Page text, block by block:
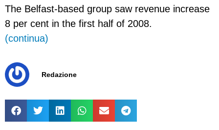
The Belfast-based group saw revenue increase
8 per cent in the first half of 2008.
(continua)
Redazione